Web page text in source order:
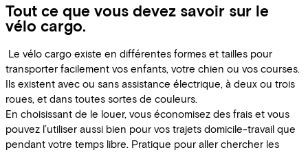
Tout ce que vous devez savoir sur le
vélo cargo.
Le vélo cargo existe en différentes formes et tailles pour
transporter facilement vos enfants, votre chien ou vos courses.
Ils existent avec ou sans assistance électrique, à deux ou trois
roues, et dans toutes sortes de couleurs.
En choisissant de le louer, vous économisez des frais et vous
pouvez l’utiliser aussi bien pour vos trajets domicile-travail que
pendant votre temps libre. Pratique pour aller chercher les